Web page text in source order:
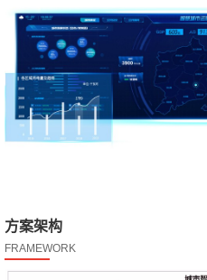
方案架构
FRAMEWORK